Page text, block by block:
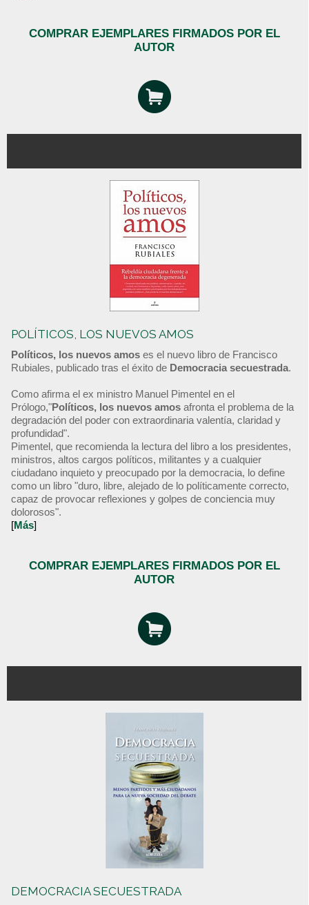
COMPRAR EJEMPLARES FIRMADOS POR EL
AUTOR
POLÍTICOS, LOS NUEVOS AMOS
Políticos, los nuevos amos es el nuevo libro de Francisco
Rubiales, publicado tras el éxito de Democracia secuestrada.
Como afirma el ex ministro Manuel Pimentel en el
Prólogo,"Políticos, los nuevos amos afronta el problema de la
degradación del poder con extraordinaria valentía, claridad y
profundidad".
Pimentel, que recomienda la lectura del libro a los presidentes,
ministros, altos cargos políticos, militantes y a cualquier
ciudadano inquieto y preocupado por la democracia, lo define
como un libro "duro, libre, alejado de lo políticamente correcto,
capaz de provocar reflexiones y golpes de conciencia muy
dolorosos".
[Más]
COMPRAR EJEMPLARES FIRMADOS POR EL
AUTOR
DEMOCRACIA SECUESTRADA